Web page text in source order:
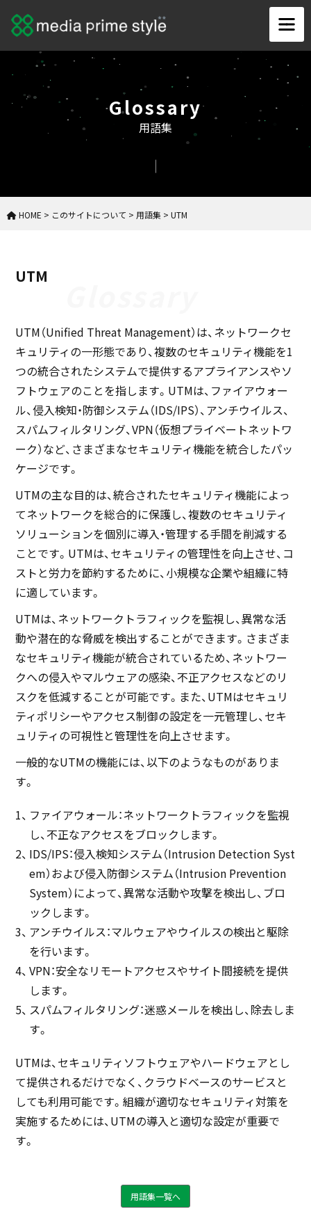
Glossary
用語集
HOME > このサイトについて > 用語集 > UTM
UTM
UTM（Unified Threat Management）は、ネットワークセ
キュリティの一形態であり、複数のセキュリティ機能を1
つの統合されたシステムで提供するアプライアンスやソ
フトウェアのことを指します。UTMは、ファイアウォー
ル、侵入検知・防御システム（IDS/IPS）、アンチウイルス、
スパムフィルタリング、VPN（仮想プライベートネットワ
ーク）など、さまざまなセキュリティ機能を統合したパッ
ケージです。
UTMの主な目的は、統合されたセキュリティ機能によっ
てネットワークを総合的に保護し、複数のセキュリティ
ソリューションを個別に導入・管理する手間を削減する
ことです。UTMは、セキュリティの管理性を向上させ、コ
ストと労力を節約するために、小規模な企業や組織に特
に適しています。
UTMは、ネットワークトラフィックを監視し、異常な活
動や潜在的な脅威を検出することができます。さまざま
なセキュリティ機能が統合されているため、ネットワー
クへの侵入やマルウェアの感染、不正アクセスなどのリ
スクを低減することが可能です。また、UTMはセキュリ
ティポリシーやアクセス制御の設定を一元管理し、セキ
ュリティの可視性と管理性を向上させます。
一般的なUTMの機能には、以下のようなものがありま
す。
ファイアウォール：ネットワークトラフィックを監視
し、不正なアクセスをブロックします。
IDS/IPS：侵入検知システム（Intrusion Detection Syst
em）および侵入防御システム（Intrusion Prevention
System）によって、異常な活動や攻撃を検出し、ブロ
ックします。
アンチウイルス：マルウェアやウイルスの検出と駆除
を行います。
VPN：安全なリモートアクセスやサイト間接続を提供
します。
スパムフィルタリング：迷惑メールを検出し、除去しま
す。
UTMは、セキュリティソフトウェアやハードウェアとし
て提供されるだけでなく、クラウドベースのサービスと
しても利用可能です。組織が適切なセキュリティ対策を
実施するためには、UTMの導入と適切な設定が重要で
す。
用語集一覧へ